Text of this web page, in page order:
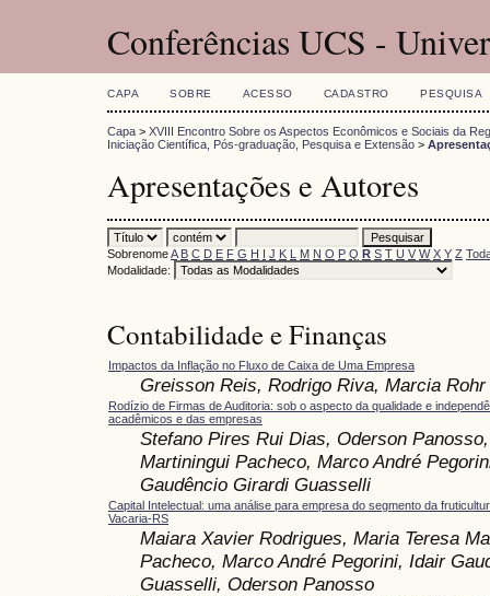
Conferências UCS -
CAPA SOBRE ACESSO CADASTRO PESQUISA
Capa > XVIII Encontro Sobre os Aspectos Econômicos e Sociais da
Iniciação Científica, Pós-graduação, Pesquisa e Extensão >
Apresentações e Autores
SobrenomeA B C D E F G H I J K L M N O P Q R S T U V W X Y Z
Modalidade:
Contabilidade e Finanças
Impactos da Inflação no Fluxo de Caixa de Uma Empresa
Greisson Reis, Rodrigo Riva, Marcia
Rodízio de Firmas de Auditoria: sob o aspecto da qualidade e
acadêmicos e das empresas
Stefano Pires Rui Dias, Oderson
Martiningui Pacheco, Marco André
Gaudêncio Girardi Guasselli
Capital Intelectual: uma análise para empresa do segmento da
Vacaria-RS
Maiara Xavier Rodrigues, Maria Teresa
Pacheco, Marco André Pegorini, Idair
Guasselli, Oderson Panosso